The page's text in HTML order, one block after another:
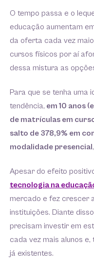
O tempo passa e o
educação aumentam
da oferta cada vez
cursos físicos por aí
dessa mistura as
Para que se tenha uma
tendência, em 10 anos
de matrículas em
salto de 378,9% em
modalidade presencial
Apesar do efeito
tecnologia na
mercado e fez crescer
instituições. Diante
precisam investir em
cada vez mais alunos
já existentes.